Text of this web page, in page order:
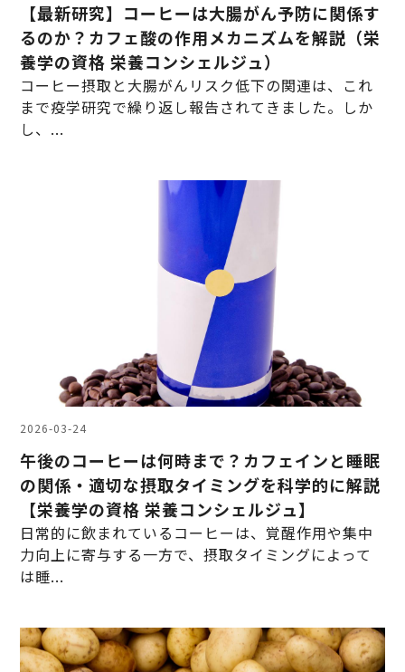
【最新研究】コーヒーは大腸がん予防に関係す
るのか？カフェ酸の作用メカニズムを解説（栄
養学の資格 栄養コンシェルジュ）
コーヒー摂取と大腸がんリスク低下の関連は、これ
まで疫学研究で繰り返し報告されてきました。しか
し、...
2026-03-24
午後のコーヒーは何時まで？カフェインと睡眠
の関係・適切な摂取タイミングを科学的に解説
【栄養学の資格 栄養コンシェルジュ】
日常的に飲まれているコーヒーは、覚醒作用や集中
力向上に寄与する一方で、摂取タイミングによって
は睡...